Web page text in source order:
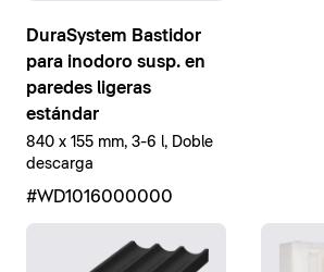
DuraSystem Bastidor
para inodoro susp. en
paredes ligeras
estándar
840 x 155 mm, 3-6 l, Doble
descarga
#WD1016000000